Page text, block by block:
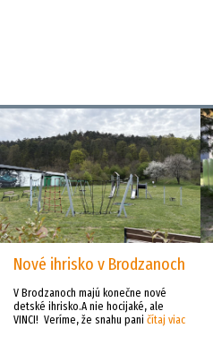
Nové ihrisko v Brodzanoch
V Brodzanoch majú konečne nové
detské ihrisko.A nie hocijaké, ale
VINCI! Veríme, že snahu pani čítaj viac